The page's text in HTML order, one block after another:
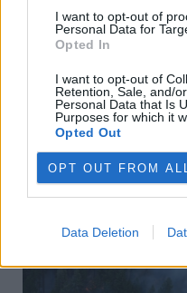
I want to opt-out of
Personal Data for
Opted In
I want to opt-out of
Retention, Sale, and/
Personal Data that Is
Purposes for which it
Opted Out
OPT OUT FROM ALL
Data Deletion
pokračujícím poklesu
výlovu. Letos je většina
situaci zhoršuje. ČTK to řekl
Brychta.
Spojených států a Kanady